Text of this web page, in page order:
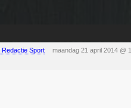
Redactie Sport maandag 21 april 2014 @